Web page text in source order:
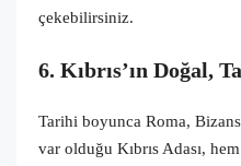
çekebilirsiniz.
6. Kıbrıs’ın Doğal,
Tarihi boyunca Roma,
var olduğu Kıbrıs Adası,